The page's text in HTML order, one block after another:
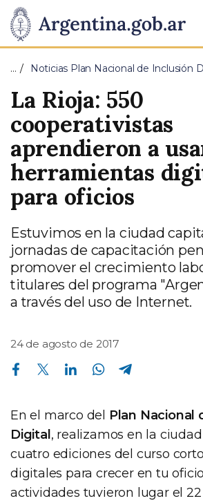
Presidencia
de
la
Nación
Pasar al contenido principal
… Noticias Plan Nacional de Inclusión
La Rioja: 550
cooperativistas
aprendieron a
herramientas
para oficios
Estuvimos en la ciudad
jornadas de capacitación
promover el crecimiento
titulares del programa
a través del uso de Internet.
24 de agosto de 2017
Compartir en Facebook Compartir en Twitter Compartir en Linkedin Compartir en Whatsapp
En el marco del Plan Nacional
Digital , realizamos en la
cuatro ediciones del curso
digitales para crecer en tu
actividades tuvieron lugar el